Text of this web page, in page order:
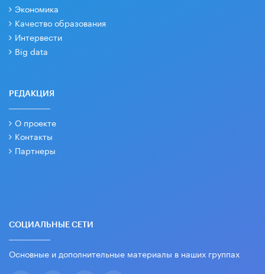
Экономика
Качество образования
Интервести
Big data
РЕДАКЦИЯ
О проекте
Контакты
Партнеры
СОЦИАЛЬНЫЕ СЕТИ
Основные и дополнительные материалы в наших группах